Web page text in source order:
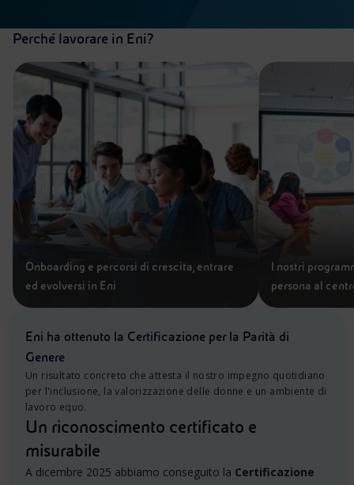
Perché lavorare in Eni?
Onboarding e percorsi di crescita, entrare
ed evolversi in Eni
I nostri
persona al
Eni ha ottenuto la Certificazione per la Parità di
Genere
Un risultato concreto che attesta il nostro impegno quotidiano
per l'inclusione, la valorizzazione delle donne e un ambiente di
lavoro equo.
Un riconoscimento certificato e
misurabile
A dicembre 2025 abbiamo conseguito la Certificazione